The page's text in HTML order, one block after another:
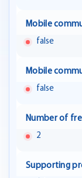
Mobile
false
Mobile
false
Number of
2
Supporting